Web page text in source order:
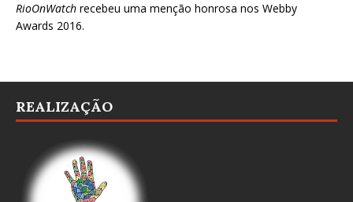
RioOnWatch recebeu uma menção honrosa nos Webby
Awards 2016.
REALIZAÇÃO